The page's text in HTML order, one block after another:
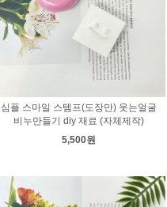
심플 스마일 스템프(도장만) 웃는얼굴
비누만들기 diy 재료 (자체제작)
5,500원